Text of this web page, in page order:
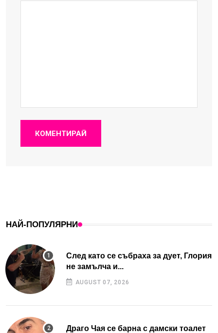
КОМЕНТИРАЙ
НАЙ-ПОПУЛЯРНИ
След като се събраха за дует, Глория
не замълча и...
AUGUST 07, 2026
Драго Чая се барна с дамски тоалет